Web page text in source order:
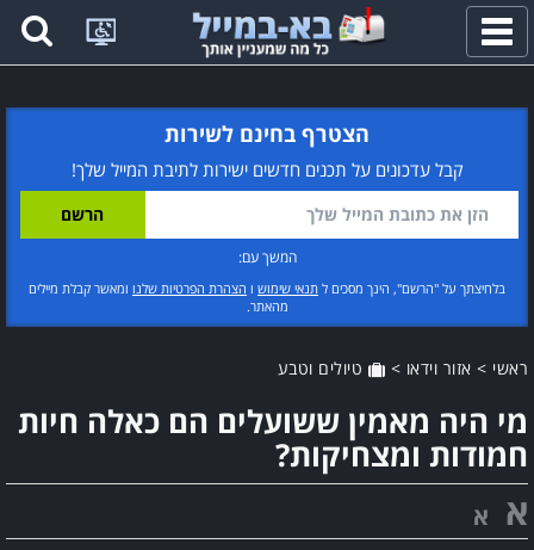
פתח
תפריט
הצטרף בחינם לשירות
קבל עדכונים על תכנים חדשים ישירות לתיבת המייל שלך!
המשך עם:
בלחיצתך על "הרשם", הינך מסכים ל תנאי שימוש ו הצהרת הפרטיות שלנו ומאשר קבלת מיילים
מהאתר.
ראשי > אזור וידאו > טיולים וטבע
מי היה מאמין ששועלים הם כאלה חיות
חמודות ומצחיקות?
א א